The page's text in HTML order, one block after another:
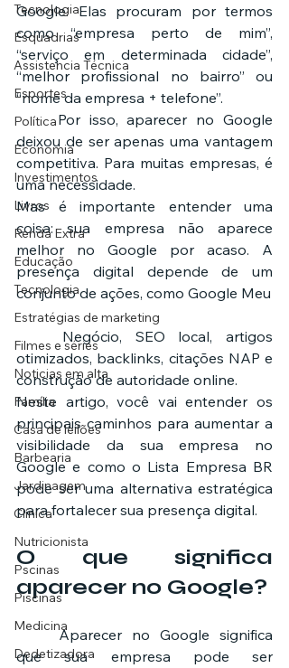
Tecnologia
Esquadrias
Assistencia Técnica
Esportes
Política
Economia
Investimentos
Livros
Renda Extra
Educação
Tecnologia
Estratégias de marketing
Filmes e séries
Noticias em alta
Família
Casa de leilões
Barbearia
Jardinagem
Clínica
Nutricionista
Pscinas
Piscinas
Medicina
Dedetizadora
Google. Elas procuram por termos
como “empresa perto de mim”,
“serviço em determinada cidade”,
“melhor profissional no bairro” ou
“nome da empresa + telefone”.
	Por isso, aparecer no Google
deixou de ser apenas uma vantagem
competitiva. Para muitas empresas, é
uma necessidade.
Mas é importante entender uma
coisa: sua empresa não aparece
melhor no Google por acaso. A
presença digital depende de um
	Negócio, SEO local, artigos
otimizados, backlinks, citações NAP e
construção de autoridade online.
Neste artigo, você vai entender os
principais caminhos para aumentar a
visibilidade da sua empresa no
Google e como o Lista Empresa BR
pode ser uma alternativa estratégica
para fortalecer sua presença digital.
O que significa
aparecer no Google?
	Aparecer no Google significa
que sua empresa pode ser